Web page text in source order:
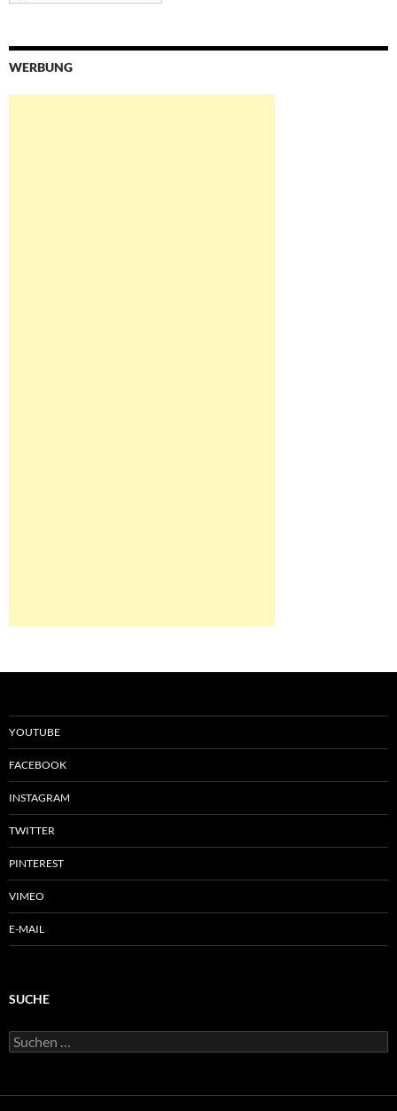
WERBUNG
YOUTUBE
FACEBOOK
INSTAGRAM
TWITTER
PINTEREST
VIMEO
E-MAIL
SUCHE
Suchen
nach: